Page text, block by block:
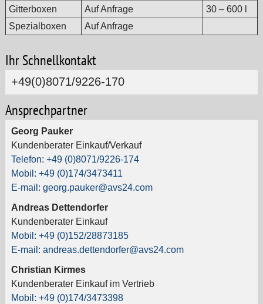
Gitterboxen
Auf Anfrage
30 – 600 l
Spezialboxen
Auf Anfrage
Ihr Schnellkontakt
+49(0)8071/9226-170
Ansprechpartner
Georg Pauker
Kundenberater Einkauf/Verkauf
Telefon: +49 (0)8071/9226-174
Mobil: +49 (0)174/3473411
E-mail: georg.pauker@avs24.com
Andreas Dettendorfer
Kundenberater Einkauf
Mobil: +49 (0)152/28873185
E-mail: andreas.dettendorfer@avs24.com
Christian Kirmes
Kundenberater Einkauf im Vertrieb
Mobil: +49 (0)174/3473398